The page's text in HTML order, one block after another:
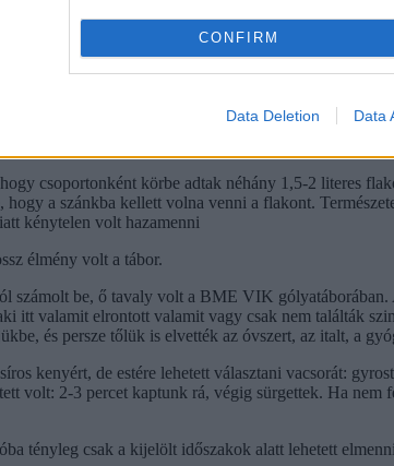
CONFIRM
Data Deletion Data
csoportonként körbe adtak néhány 1,5-2 literes
a szánkba kellett volna venni a flakont.
kénytelen volt hazamenni
élmény volt a tábor.
számolt be, ő tavaly volt a BME VIK
itt valamit elrontott valamit vagy csak nem találták
és persze tőlük is elvették az óvszert, az italt, a
kenyért, de estére lehetett választani vacsorát:
volt: 2-3 percet kaptunk rá, végig sürgettek. Ha
tényleg csak a kijelölt időszakok alatt lehetett